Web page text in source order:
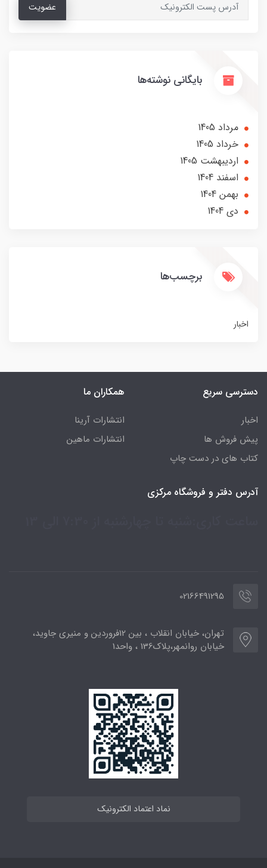
عضویت
بایگانی نوشته‌ها
مرداد 1405
خرداد 1405
ارديبهشت 1405
اسفند 1404
بهمن 1404
دی 1404
برچسب‌ها
اخبار
دسترسی سریع
اخبار
پیش فروش ها
کتاب های در دست چاپ
همکاران ما
انتشارات آرینا
انتشارات ماهین
آدرس دفتر و فروشگاه مرکزی
02166491295
تهران، خیابان انقلاب ، بین 12فروردین و منیری جاوید،
خیابان روانمهر،پلاک136 ، واحد1
نماد اعتماد الکترونیک